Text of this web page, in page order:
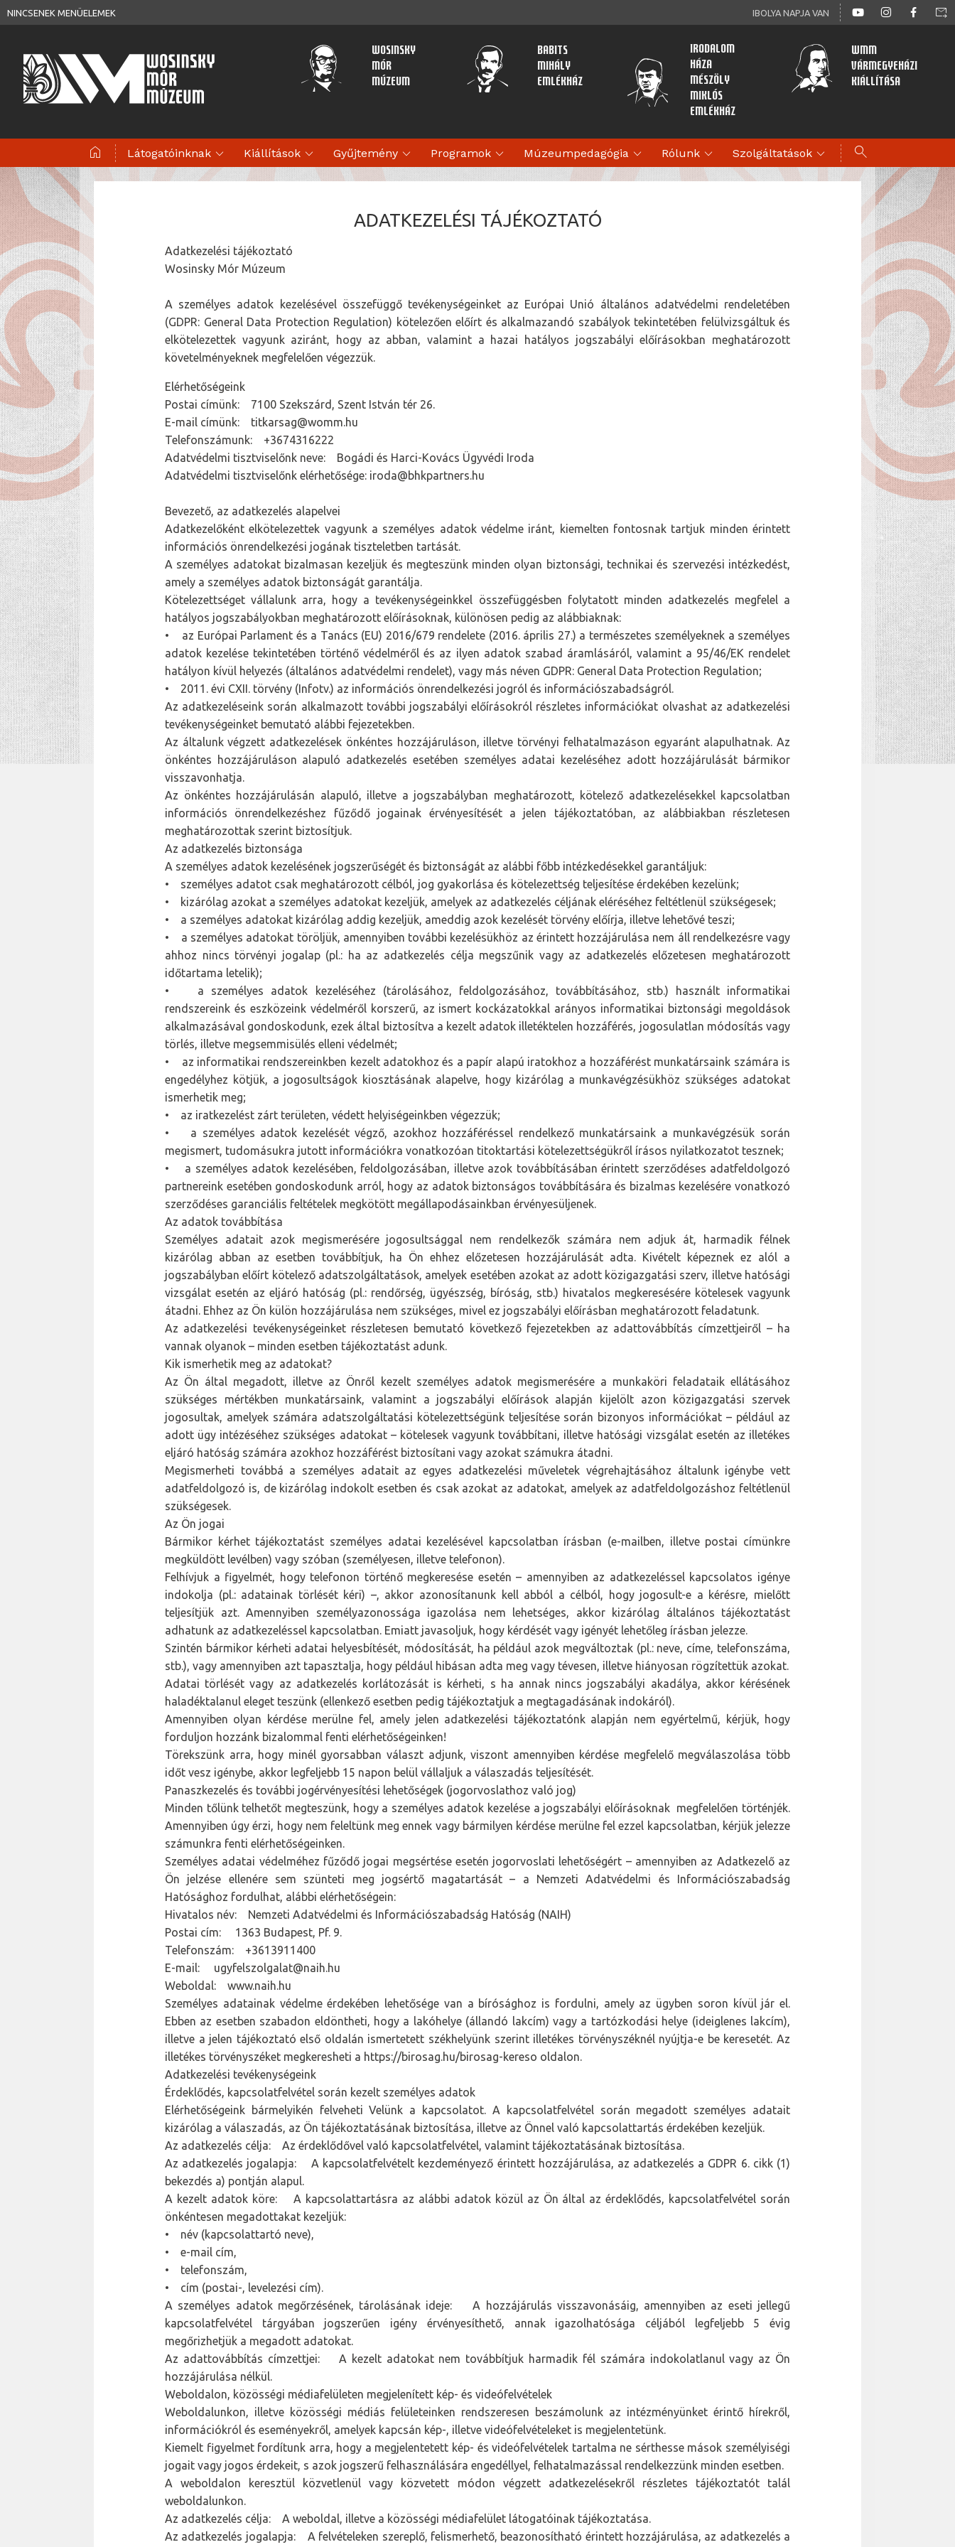
NINCSENEK MENÜELEMEK IBOLYA NAPJA VAN forward_to_inbox
Wosinsky
Mór
Múzeum
Babits
Mihály
Emlékház
Irodalom
Háza
Mészöly
Miklós
Emlékház
WMM
Vármegyeházi
kiállítása
home Látogatóinknak expand_more Kiállítások expand_more Gyűjtemény expand_more Programok expand_more Múzeumpedagógia expand_more Rólunk expand_more Szolgáltatások expand_more search
ADATKEZELÉSI TÁJÉKOZTATÓ
Adatkezelési tájékoztató
Wosinsky Mór Múzeum
A személyes adatok kezelésével összefüggő tevékenységeinket az Európai Unió általános adatvédelmi rendeletében
(GDPR: General Data Protection Regulation) kötelezően előírt és alkalmazandó szabályok tekintetében felülvizsgáltuk és
elkötelezettek vagyunk aziránt, hogy az abban, valamint a hazai hatályos jogszabályi előírásokban meghatározott
követelményeknek megfelelően végezzük.
Elérhetőségeink
Postai címünk: 7100 Szekszárd, Szent István tér 26.
E-mail címünk: titkarsag@womm.hu
Telefonszámunk: +3674316222
Adatvédelmi tisztviselőnk neve: Bogádi és Harci-Kovács Ügyvédi Iroda
Adatvédelmi tisztviselőnk elérhetősége: iroda@bhkpartners.hu
Bevezető, az adatkezelés alapelvei
Adatkezelőként elkötelezettek vagyunk a személyes adatok védelme iránt, kiemelten fontosnak tartjuk minden érintett
információs önrendelkezési jogának tiszteletben tartását.
A személyes adatokat bizalmasan kezeljük és megteszünk minden olyan biztonsági, technikai és szervezési intézkedést,
amely a személyes adatok biztonságát garantálja.
Kötelezettséget vállalunk arra, hogy a tevékenységeinkkel összefüggésben folytatott minden adatkezelés megfelel a
hatályos jogszabályokban meghatározott előírásoknak, különösen pedig az alábbiaknak:
• az Európai Parlament és a Tanács (EU) 2016/679 rendelete (2016. április 27.) a természetes személyeknek a személyes
adatok kezelése tekintetében történő védelméről és az ilyen adatok szabad áramlásáról, valamint a 95/46/EK rendelet
hatályon kívül helyezés (általános adatvédelmi rendelet), vagy más néven GDPR: General Data Protection Regulation;
• 2011. évi CXII. törvény (Infotv.) az információs önrendelkezési jogról és információszabadságról.
Az adatkezeléseink során alkalmazott további jogszabályi előírásokról részletes információkat olvashat az adatkezelési
tevékenységeinket bemutató alábbi fejezetekben.
Az általunk végzett adatkezelések önkéntes hozzájáruláson, illetve törvényi felhatalmazáson egyaránt alapulhatnak. Az
önkéntes hozzájáruláson alapuló adatkezelés esetében személyes adatai kezeléséhez adott hozzájárulását bármikor
visszavonhatja.
Az önkéntes hozzájárulásán alapuló, illetve a jogszabályban meghatározott, kötelező adatkezelésekkel kapcsolatban
információs önrendelkezéshez fűződő jogainak érvényesítését a jelen tájékoztatóban, az alábbiakban részletesen
meghatározottak szerint biztosítjuk.
Az adatkezelés biztonsága
A személyes adatok kezelésének jogszerűségét és biztonságát az alábbi főbb intézkedésekkel garantáljuk:
• személyes adatot csak meghatározott célból, jog gyakorlása és kötelezettség teljesítése érdekében kezelünk;
• kizárólag azokat a személyes adatokat kezeljük, amelyek az adatkezelés céljának eléréséhez feltétlenül szükségesek;
• a személyes adatokat kizárólag addig kezeljük, ameddig azok kezelését törvény előírja, illetve lehetővé teszi;
• a személyes adatokat töröljük, amennyiben további kezelésükhöz az érintett hozzájárulása nem áll rendelkezésre vagy
ahhoz nincs törvényi jogalap (pl.: ha az adatkezelés célja megszűnik vagy az adatkezelés előzetesen meghatározott
időtartama letelik);
• a személyes adatok kezeléséhez (tárolásához, feldolgozásához, továbbításához, stb.) használt informatikai
rendszereink és eszközeink védelméről korszerű, az ismert kockázatokkal arányos informatikai biztonsági megoldások
alkalmazásával gondoskodunk, ezek által biztosítva a kezelt adatok illetéktelen hozzáférés, jogosulatlan módosítás vagy
törlés, illetve megsemmisülés elleni védelmét;
• az informatikai rendszereinkben kezelt adatokhoz és a papír alapú iratokhoz a hozzáférést munkatársaink számára is
engedélyhez kötjük, a jogosultságok kiosztásának alapelve, hogy kizárólag a munkavégzésükhöz szükséges adatokat
ismerhetik meg;
• az iratkezelést zárt területen, védett helyiségeinkben végezzük;
• a személyes adatok kezelését végző, azokhoz hozzáféréssel rendelkező munkatársaink a munkavégzésük során
megismert, tudomásukra jutott információkra vonatkozóan titoktartási kötelezettségükről írásos nyilatkozatot tesznek;
• a személyes adatok kezelésében, feldolgozásában, illetve azok továbbításában érintett szerződéses adatfeldolgozó
partnereink esetében gondoskodunk arról, hogy az adatok biztonságos továbbítására és bizalmas kezelésére vonatkozó
szerződéses garanciális feltételek megkötött megállapodásainkban érvényesüljenek.
Az adatok továbbítása
Személyes adatait azok megismerésére jogosultsággal nem rendelkezők számára nem adjuk át, harmadik félnek
kizárólag abban az esetben továbbítjuk, ha Ön ehhez előzetesen hozzájárulását adta. Kivételt képeznek ez alól a
jogszabályban előírt kötelező adatszolgáltatások, amelyek esetében azokat az adott közigazgatási szerv, illetve hatósági
vizsgálat esetén az eljáró hatóság (pl.: rendőrség, ügyészség, bíróság, stb.) hivatalos megkeresésére kötelesek vagyunk
átadni. Ehhez az Ön külön hozzájárulása nem szükséges, mivel ez jogszabályi előírásban meghatározott feladatunk.
Az adatkezelési tevékenységeinket részletesen bemutató következő fejezetekben az adattovábbítás címzettjeiről – ha
vannak olyanok – minden esetben tájékoztatást adunk.
Kik ismerhetik meg az adatokat?
Az Ön által megadott, illetve az Önről kezelt személyes adatok megismerésére a munkaköri feladataik ellátásához
szükséges mértékben munkatársaink, valamint a jogszabályi előírások alapján kijelölt azon közigazgatási szervek
jogosultak, amelyek számára adatszolgáltatási kötelezettségünk teljesítése során bizonyos információkat – például az
adott ügy intézéséhez szükséges adatokat – kötelesek vagyunk továbbítani, illetve hatósági vizsgálat esetén az illetékes
eljáró hatóság számára azokhoz hozzáférést biztosítani vagy azokat számukra átadni.
Megismerheti továbbá a személyes adatait az egyes adatkezelési műveletek végrehajtásához általunk igénybe vett
adatfeldolgozó is, de kizárólag indokolt esetben és csak azokat az adatokat, amelyek az adatfeldolgozáshoz feltétlenül
szükségesek.
Az Ön jogai
Bármikor kérhet tájékoztatást személyes adatai kezelésével kapcsolatban írásban (e-mailben, illetve postai címünkre
megküldött levélben) vagy szóban (személyesen, illetve telefonon).
Felhívjuk a figyelmét, hogy telefonon történő megkeresése esetén – amennyiben az adatkezeléssel kapcsolatos igénye
indokolja (pl.: adatainak törlését kéri) –, akkor azonosítanunk kell abból a célból, hogy jogosult-e a kérésre, mielőtt
teljesítjük azt. Amennyiben személyazonossága igazolása nem lehetséges, akkor kizárólag általános tájékoztatást
adhatunk az adatkezeléssel kapcsolatban. Emiatt javasoljuk, hogy kérdését vagy igényét lehetőleg írásban jelezze.
Szintén bármikor kérheti adatai helyesbítését, módosítását, ha például azok megváltoztak (pl.: neve, címe, telefonszáma,
stb.), vagy amennyiben azt tapasztalja, hogy például hibásan adta meg vagy tévesen, illetve hiányosan rögzítettük azokat.
Adatai törlését vagy az adatkezelés korlátozását is kérheti, s ha annak nincs jogszabályi akadálya, akkor kérésének
haladéktalanul eleget teszünk (ellenkező esetben pedig tájékoztatjuk a megtagadásának indokáról).
Amennyiben olyan kérdése merülne fel, amely jelen adatkezelési tájékoztatónk alapján nem egyértelmű, kérjük, hogy
forduljon hozzánk bizalommal fenti elérhetőségeinken!
Törekszünk arra, hogy minél gyorsabban választ adjunk, viszont amennyiben kérdése megfelelő megválaszolása több
időt vesz igénybe, akkor legfeljebb 15 napon belül vállaljuk a válaszadás teljesítését.
Panaszkezelés és további jogérvényesítési lehetőségek (jogorvoslathoz való jog)
Minden tőlünk telhetőt megteszünk, hogy a személyes adatok kezelése a jogszabályi előírásoknak megfelelően történjék.
Amennyiben úgy érzi, hogy nem feleltünk meg ennek vagy bármilyen kérdése merülne fel ezzel kapcsolatban, kérjük jelezze
számunkra fenti elérhetőségeinken.
Személyes adatai védelméhez fűződő jogai megsértése esetén jogorvoslati lehetőségért – amennyiben az Adatkezelő az
Ön jelzése ellenére sem szünteti meg jogsértő magatartását – a Nemzeti Adatvédelmi és Információszabadság
Hatósághoz fordulhat, alábbi elérhetőségein:
Hivatalos név: Nemzeti Adatvédelmi és Információszabadság Hatóság (NAIH)
Postai cím: 1363 Budapest, Pf. 9.
Telefonszám: +3613911400
E-mail: ugyfelszolgalat@naih.hu
Weboldal: www.naih.hu
Személyes adatainak védelme érdekében lehetősége van a bírósághoz is fordulni, amely az ügyben soron kívül jár el.
Ebben az esetben szabadon eldöntheti, hogy a lakóhelye (állandó lakcím) vagy a tartózkodási helye (ideiglenes lakcím),
illetve a jelen tájékoztató első oldalán ismertetett székhelyünk szerint illetékes törvényszéknél nyújtja-e be keresetét. Az
illetékes törvényszéket megkeresheti a https://birosag.hu/birosag-kereso oldalon.
Adatkezelési tevékenységeink
Érdeklődés, kapcsolatfelvétel során kezelt személyes adatok
Elérhetőségeink bármelyikén felveheti Velünk a kapcsolatot. A kapcsolatfelvétel során megadott személyes adatait
kizárólag a válaszadás, az Ön tájékoztatásának biztosítása, illetve az Önnel való kapcsolattartás érdekében kezeljük.
Az adatkezelés célja: Az érdeklődővel való kapcsolatfelvétel, valamint tájékoztatásának biztosítása.
Az adatkezelés jogalapja: A kapcsolatfelvételt kezdeményező érintett hozzájárulása, az adatkezelés a GDPR 6. cikk (1)
bekezdés a) pontján alapul.
A kezelt adatok köre: A kapcsolattartásra az alábbi adatok közül az Ön által az érdeklődés, kapcsolatfelvétel során
önkéntesen megadottakat kezeljük:
• név (kapcsolattartó neve),
• e-mail cím,
• telefonszám,
• cím (postai-, levelezési cím).
A személyes adatok megőrzésének, tárolásának ideje: A hozzájárulás visszavonásáig, amennyiben az eseti jellegű
kapcsolatfelvétel tárgyában jogszerűen igény érvényesíthető, annak igazolhatósága céljából legfeljebb 5 évig
megőrizhetjük a megadott adatokat.
Az adattovábbítás címzettjei: A kezelt adatokat nem továbbítjuk harmadik fél számára indokolatlanul vagy az Ön
hozzájárulása nélkül.
Weboldalon, közösségi médiafelületen megjelenített kép- és videófelvételek
Weboldalunkon, illetve közösségi médiás felületeinken rendszeresen beszámolunk az intézményünket érintő hírekről,
információkról és eseményekről, amelyek kapcsán kép-, illetve videófelvételeket is megjelentetünk.
Kiemelt figyelmet fordítunk arra, hogy a megjelentetett kép- és videófelvételek tartalma ne sérthesse mások személyiségi
jogait vagy jogos érdekeit, s azok jogszerű felhasználására engedéllyel, felhatalmazással rendelkezzünk minden esetben.
A weboldalon keresztül közvetlenül vagy közvetett módon végzett adatkezelésekről részletes tájékoztatót talál
weboldalunkon.
Az adatkezelés célja: A weboldal, illetve a közösségi médiafelület látogatóinak tájékoztatása.
Az adatkezelés jogalapja: A felvételeken szereplő, felismerhető, beazonosítható érintett hozzájárulása, az adatkezelés a